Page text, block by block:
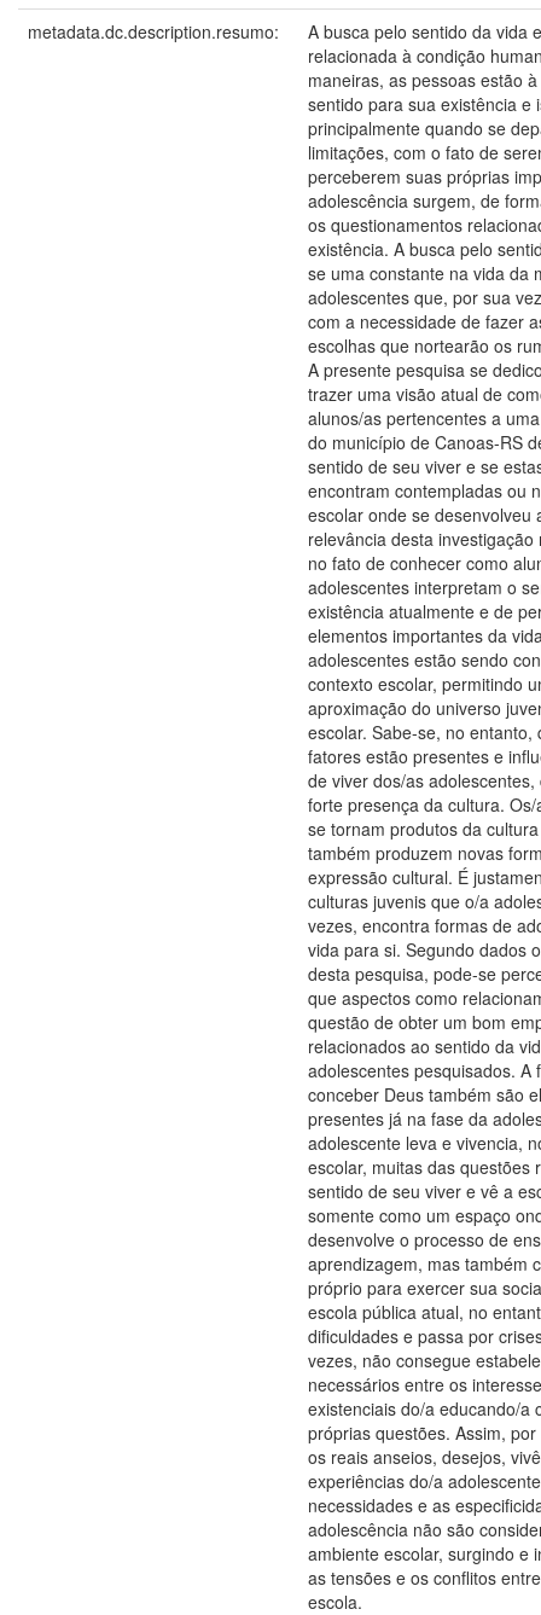
metadata.dc.description.resumo:
A busca pelo sentido da vida
relacionada à condição
maneiras, as pessoas estão
sentido para sua existência e
principalmente quando se
limitações, com o fato de
perceberem suas próprias
adolescência surgem, de
os questionamentos
existência. A busca pelo
se uma constante na vida da
adolescentes que, por sua
com a necessidade de fazer
escolhas que nortearão os
A presente pesquisa se
trazer uma visão atual de
alunos/as pertencentes a
do município de Canoas-RS
sentido de seu viver e se
encontram contempladas ou
escolar onde se desenvolveu
relevância desta
no fato de conhecer como
adolescentes interpretam o
existência atualmente e de
elementos importantes da
adolescentes estão sendo
contexto escolar, permitindo
aproximação do universo
escolar. Sabe-se, no entanto,
fatores estão presentes e
de viver dos/as
forte presença da cultura.
se tornam produtos da
também produzem novas
expressão cultural. É
culturas juvenis que o/a
vezes, encontra formas de
vida para si. Segundo dados
desta pesquisa, pode-se
que aspectos como
questão de obter um bom
relacionados ao sentido da
adolescentes pesquisados. A
conceber Deus também são
presentes já na fase da
adolescente leva e vivencia,
escolar, muitas das questões
sentido de seu viver e vê a
somente como um espaço
desenvolve o processo de
aprendizagem, mas também
próprio para exercer sua
escola pública atual, no
dificuldades e passa por
vezes, não consegue
necessários entre os
existenciais do/a educando/a
próprias questões. Assim,
os reais anseios, desejos,
experiências do/a
necessidades e as
adolescência não são
ambiente escolar, surgindo e
as tensões e os conflitos
escola.